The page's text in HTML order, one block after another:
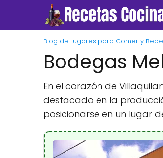
Blog de Lugares para Comer y
Bodegas
En el corazón de
destacado en la
posicionarse en un lugar